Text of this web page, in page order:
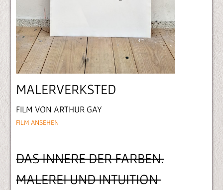
MALERVERKSTED
FILM VON ARTHUR GAY
FILM ANSEHEN
DAS INNERE DER FARBEN.
MALEREI UND INTUITION